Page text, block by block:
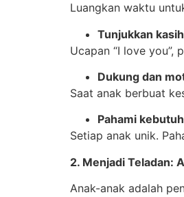
Luangkan waktu
Tunjukkan
Ucapan “I love you”,
Dukung dan
Saat anak berbuat
Pahami
Setiap anak unik.
2. Menjadi Teladan:
Anak-anak adalah